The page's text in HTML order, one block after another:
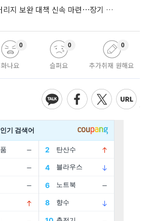
李 “삼전닉스 레버리지 보완 대책 신속 마련⋯장기 채무 과감히 탕감”
화나요
0
슬퍼요
0
추가취재 원해요
0